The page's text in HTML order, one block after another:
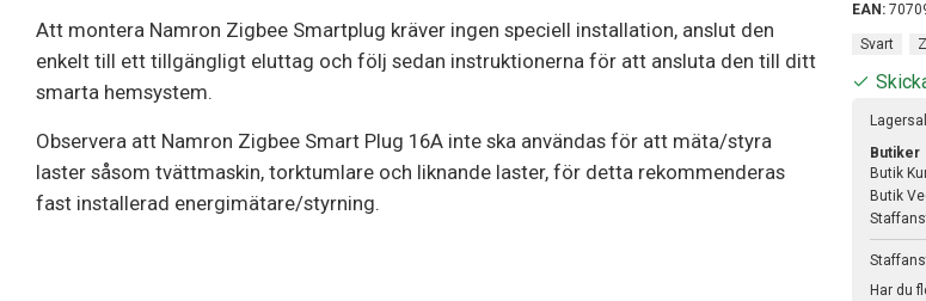
Att montera Namron Zigbee Smartplug kräver ingen speciell installation, anslut den
enkelt till ett tillgängligt eluttag och följ sedan instruktionerna för att ansluta den till ditt
smarta hemsystem.
Observera att Namron Zigbee Smart Plug 16A inte ska användas för att mäta/styra
laster såsom tvättmaskin, torktumlare och liknande laster, för detta rekommenderas
fast installerad energimätare/styrning.
EAN:
Svart
Butiker
Butik
Butik
Har du